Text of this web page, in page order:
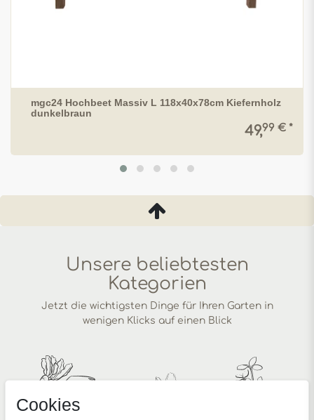
mgc24 Hochbeet Massiv L 118x40x78cm Kiefernholz
dunkelbraun
49,99 € *
Unsere beliebtesten
Kategorien
Jetzt die wichtigsten Dinge für Ihren Garten in
wenigen Klicks auf einen Blick
Cookies